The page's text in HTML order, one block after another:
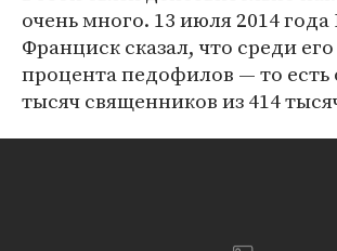
очень много. 13 июля 2014
Франциск сказал, что среди
процента педофилов — то есть
тысяч священников из 414